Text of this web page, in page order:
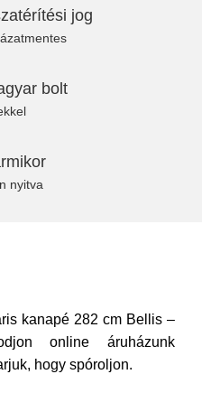
jog
bolt
nyitva
kanapé 282 cm Bellis –
online áruházunk
hogy spóroljon.